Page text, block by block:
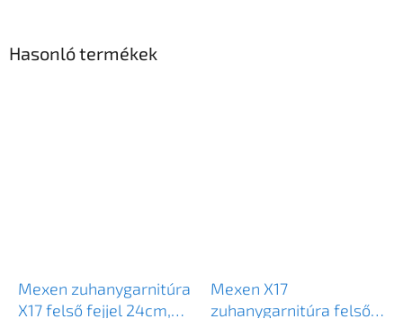
Hasonló termékek
Mexen zuhanygarnitúra
X17 felső fejjel 24cm,
Mexen X17
zuhanygarnitúra felső